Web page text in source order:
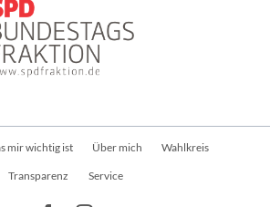
mir wichtig ist Über mich Wahlkreis
Transparenz Service